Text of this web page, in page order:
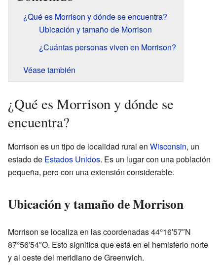
¿Qué es Morrison y dónde se encuentra?
Ubicación y tamaño de Morrison
¿Cuántas personas viven en Morrison?
Véase también
¿Qué es Morrison y dónde se
encuentra?
Morrison es un tipo de localidad rural en Wisconsin, un
estado de Estados Unidos. Es un lugar con una población
pequeña, pero con una extensión considerable.
Ubicación y tamaño de Morrison
Morrison se localiza en las coordenadas 44°16′57″N
87°56′54″O. Esto significa que está en el hemisferio norte
y al oeste del meridiano de Greenwich.